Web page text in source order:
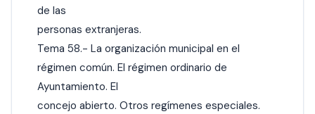
de las
personas extranjeras.
Tema 58.- La organización municipal en el
régimen común. El régimen ordinario de
Ayuntamiento. El
concejo abierto. Otros regímenes especiales.